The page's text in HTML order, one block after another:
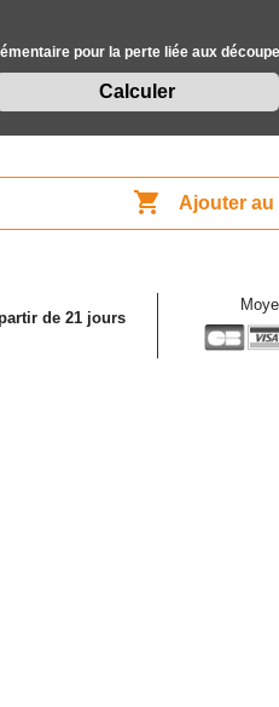
pour la perte liée aux
 Ajouter au
de 21 jours